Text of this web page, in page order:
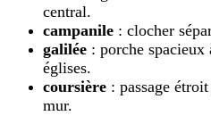
central.
campanile : clocher
galilée : porche spacieux
églises.
coursière : passage
mur.